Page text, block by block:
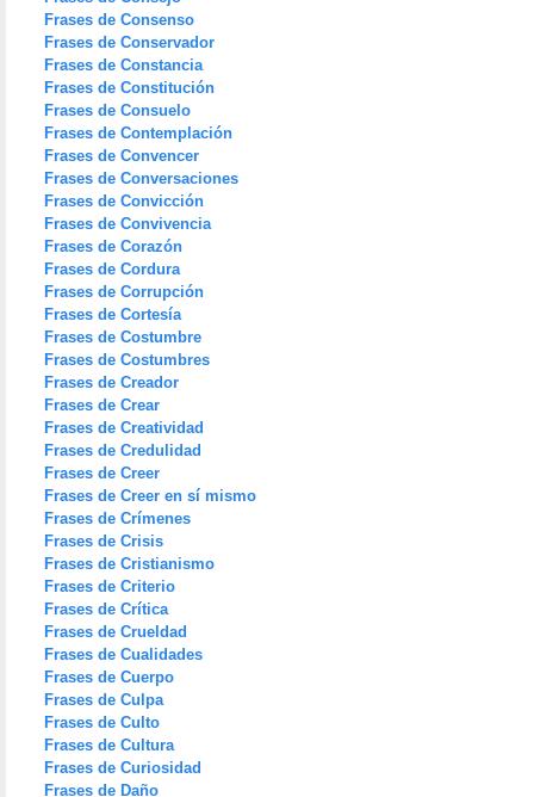
Frases de Consenso
Frases de Conservador
Frases de Constancia
Frases de Constitución
Frases de Consuelo
Frases de Contemplación
Frases de Convencer
Frases de Conversaciones
Frases de Convicción
Frases de Convivencia
Frases de Corazón
Frases de Cordura
Frases de Corrupción
Frases de Cortesía
Frases de Costumbre
Frases de Costumbres
Frases de Creador
Frases de Crear
Frases de Creatividad
Frases de Credulidad
Frases de Creer
Frases de Creer en sí mismo
Frases de Crímenes
Frases de Crisis
Frases de Cristianismo
Frases de Criterio
Frases de Crítica
Frases de Crueldad
Frases de Cualidades
Frases de Cuerpo
Frases de Culpa
Frases de Culto
Frases de Cultura
Frases de Curiosidad
Frases de Daño